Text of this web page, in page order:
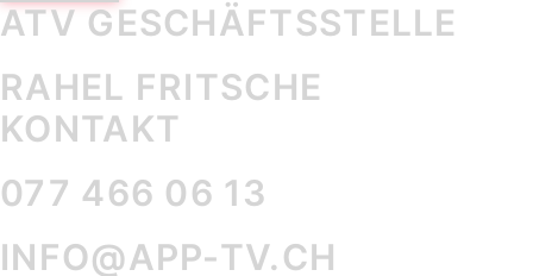
ATV GESCHÄFTS­STELLE
RAHEL FRITSCHE
KONTAKT
077 466 06 13
INFO@APP-TV.CH